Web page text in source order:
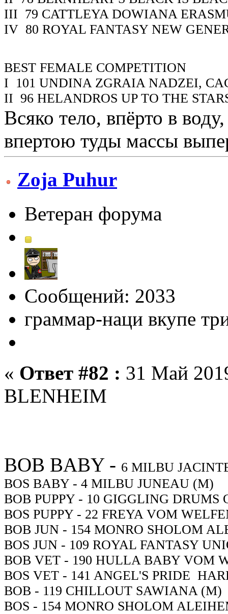
III 79 CATTLEYA DOWIANA
IV 80 ROYAL FANTASY NEW
BEST FEMALE COMPETITION
I 101 UNDINA ZGRAIA NADZEI,
II 96 HELANDROS UP TO THE
Всяко тело, впёрто в
впертою туды массы
Zoja Puhur
Ветеран форума
Сообщений: 2033
граммар-наци вкупе
« Ответ #82 : 31 Май
BLENHEIM
BOB BABY - 6 MILBU
BOS BABY - 4 MILBU JUNEAU (M)
BOB PUPPY - 10 GIGGLING DRUMS
BOS PUPPY - 22 FREYA VOM
BOB JUN - 154 MONRO SHOLOM
BOS JUN - 109 ROYAL FANTASY
BOB VET - 190 HULLA BABY VOM
BOS VET - 141 ANGEL'S PRIDE
BOB - 119 CHILLOUT SAWIANA (M)
BOS - 154 MONRO SHOLOM